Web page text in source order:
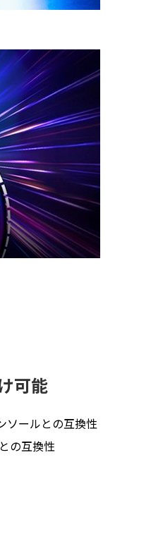
可能
ソールとの互換性
の互換性